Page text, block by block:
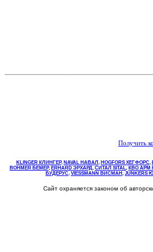
Получить
KLINGER КЛИНГЕР, NAVAL НАВАЛ , НOGFORS ХЕГФОРС,
BOHMER БЕМЕР, ERHARD ЭРХАРД, СИТАЛ SITAL, КВО АРМ
БУДЕРУС, VIESSMANN ВИСМАН , JUNKERS
Сайт охраняется законом об